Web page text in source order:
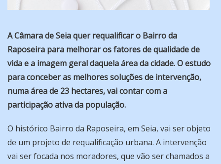
A Câmara de Seia quer requalificar o Bairro da
Raposeira para melhorar os fatores de qualidade de
vida e a imagem geral daquela área da cidade. O estudo
para conceber as melhores soluções de intervenção,
numa área de 23 hectares, vai contar com a
participação ativa da população.
O histórico Bairro da Raposeira, em Seia, vai ser objeto
de um projeto de requalificação urbana. A intervenção
vai ser focada nos moradores, que vão ser chamados a